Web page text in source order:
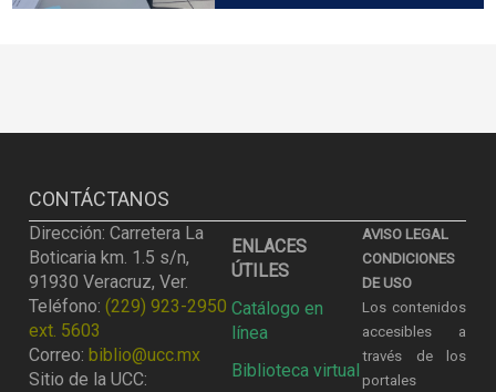
CONTÁCTANOS
Dirección: Carretera La
Boticaria km. 1.5 s/n,
91930 Veracruz, Ver.
Teléfono:(229) 923-2950
ext. 5603
Correo: biblio@ucc.mx
Sitio de la UCC:
ENLACES
ÚTILES
Catálogo en
línea
Biblioteca virtual
AVISO LEGAL
CONDICIONES
DE USO
Los contenidos
accesibles a
través de los
portales